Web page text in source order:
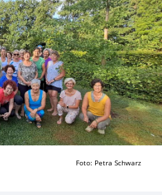
Foto: Petra Schwarz